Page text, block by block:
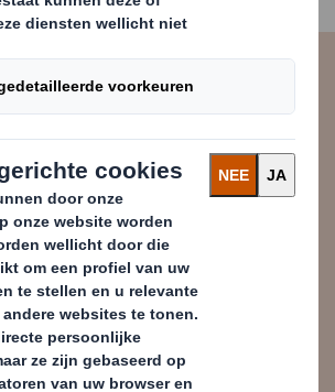
bewezen een zeer
partner voor Zalando
een grote
Zowel vanuit
oogpunt als technisch